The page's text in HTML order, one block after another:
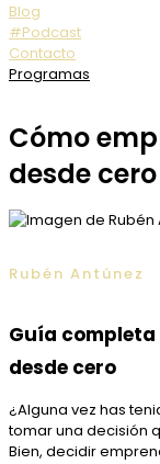
Blog
#Podcast
Contacto
Programas
Cómo
desde cero
Rubén Antúnez
Guía
desde cero
¿Alguna vez has
tomar una decisión
Bien, decidir